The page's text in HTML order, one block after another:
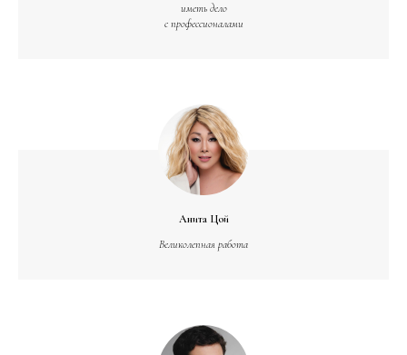
иметь дело
с профессионалами
Анита Цой
Великолепная работа